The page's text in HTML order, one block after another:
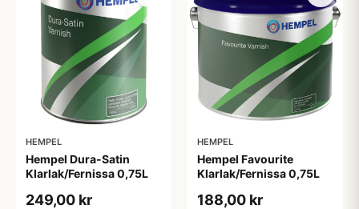
HEMPEL
Hempel Dura-Satin
Klarlak/Fernissa 0,75L
249,00 kr
HEMPEL
Hempel Favourite
Klarlak/Fernissa 0,75L
188,00 kr